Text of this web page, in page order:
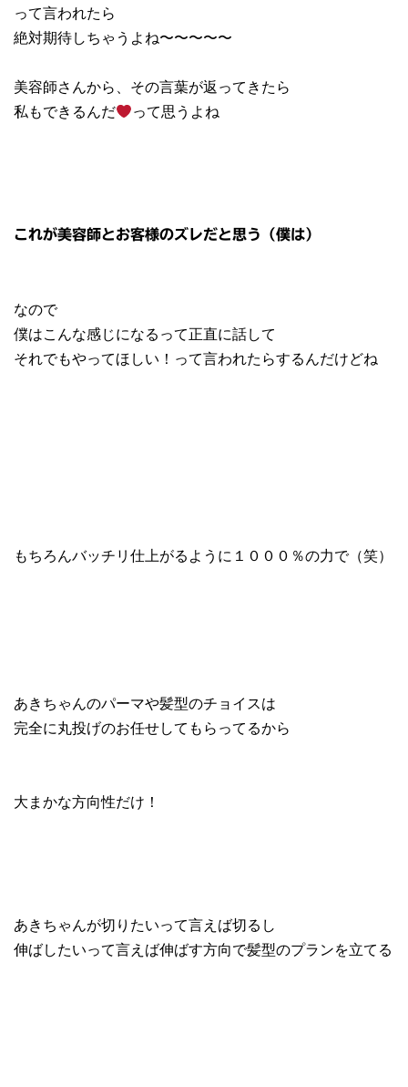
って言われたら
絶対期待しちゃうよね〜〜〜〜〜
美容師さんから、その言葉が返ってきたら
私もできるんだ
って思うよね
これが美容師とお客様のズレだと思う（僕は）
なので
僕はこんな感じになるって正直に話して
それでもやってほしい！って言われたらするんだけどね
もちろんバッチリ仕上がるように１０００％の力で（笑）
あきちゃんのパーマや髪型のチョイスは
完全に丸投げのお任せしてもらってるから
大まかな方向性だけ！
あきちゃんが切りたいって言えば切るし
伸ばしたいって言えば伸ばす方向で髪型のプランを立てる